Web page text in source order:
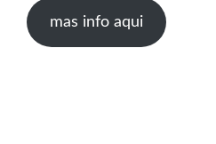
mas info aqui